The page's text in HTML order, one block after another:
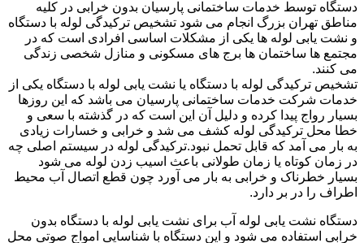
دستگاه توسط خدمات ساختمانی پارسیان بدون خرابی در کلیه
مناطق تهران بزرگ انجام می شود تشخیص ترکیدگی لوله با دستگاه
و نشت یابی لوله ها یکی از مشکلات اساسی افرادی است که در
مجتمع ها ساختمان ها برج های مسکونی و منازل شخصی زندگی
می کنند.
تشخیص ترکیدگی لوله با دستگاه یا نشت یابی لوله با دستگاه یکی از
خدمات شرکت خدمات ساختمانی پارسیان می باشد که این روزها
بسیار رواج پیدا کرده و دلیل آن این است که در گذشته با سعی و
خطا محل ترکیدگی لوله کشف می شد و خرابی و خسارات زیادی
به بار می آمد که قابل تحمل نبود.ترکیدگی لوله در سیستم اصلی چه
در زمان کوتاه یا زمان طولانی باعث اسیب زدن لوله می شود
بسیار خطرناک و خرابی به بار می آورد چون قطع اتصال آب محیط
اطراف را در بر دارد.
دستگاه نشت یابی لوله آب برای نشت یابی لوله با دستگاه بدون
خرابی استفاده می شود و این دستگاه با شناسایی امواج صوتی محل